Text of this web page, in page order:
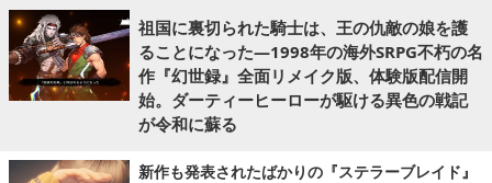
祖国に裏切られた騎士は、王の仇敵の娘を護
ることになった―1998年の海外SRPG不朽の名
作『幻世録』全面リメイク版、体験版配信開
始。ダーティーヒーローが駆ける異色の戦記
が令和に蘇る
新作も発表されたばかりの『ステラーブレイド』